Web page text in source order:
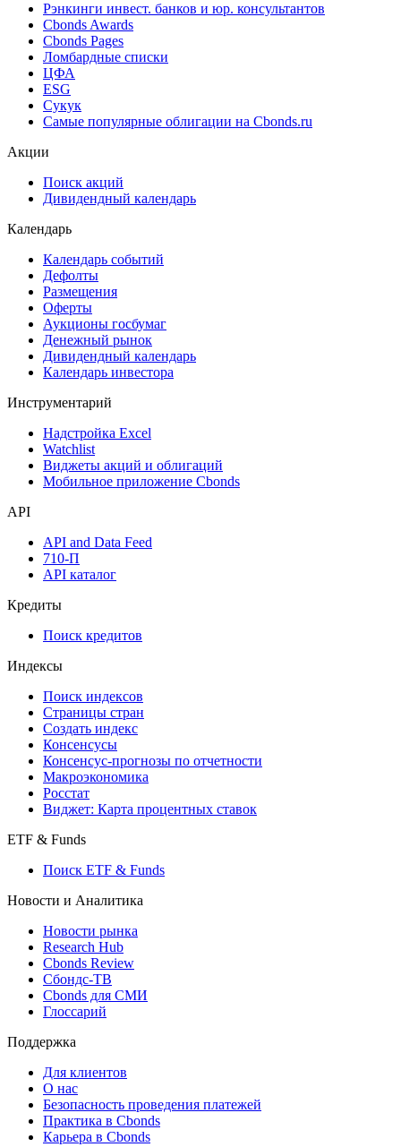
Рэнкинги инвест. банков и юр. консультантов
Cbonds Awards
Cbonds Pages
Ломбардные списки
ЦФА
ESG
Сукук
Самые популярные облигации на Cbonds.ru
Акции
Поиск акций
Дивидендный календарь
Календарь
Календарь событий
Дефолты
Размещения
Оферты
Аукционы госбумаг
Денежный рынок
Дивидендный календарь
Календарь инвестора
Инструментарий
Надстройка Excel
Watchlist
Виджеты акций и облигаций
Мобильное приложение Cbonds
API
API and Data Feed
710-П
API каталог
Кредиты
Поиск кредитов
Индексы
Поиск индексов
Страницы стран
Создать индекс
Консенсусы
Консенсус-прогнозы по отчетности
Макроэкономика
Росстат
Виджет: Карта процентных ставок
ETF & Funds
Поиск ETF & Funds
Новости и Аналитика
Новости рынка
Research Hub
Cbonds Review
Сбондс-ТВ
Cbonds для СМИ
Глоссарий
Поддержка
Для клиентов
О нас
Безопасность проведения платежей
Практика в Cbonds
Карьера в Cbonds